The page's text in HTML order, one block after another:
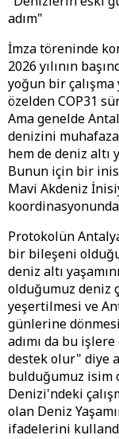
adım"
İmza töreninde
2026 yılının
yoğun bir
özelden COP31
Ama genelde
denizini
hem de deniz altı
Bunun için bir
Mavi Akdeniz
Protokolün
bir bileşeni
deniz altı
olduğumuz deniz
yeşertilmesi ve
günlerine
adımı da bu
destek olur" diye
bulduğumuz isim
Denizi'ndeki
olan Deniz
ifadelerini